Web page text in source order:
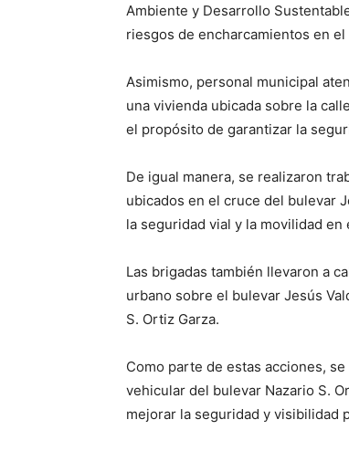
Ambiente y Desarrollo
riesgos de encharcamientos en el
Asimismo, personal municipal
una vivienda ubicada sobre la
el propósito de garantizar la
De igual manera, se realizaron
ubicados en el cruce del bulevar
la seguridad vial y la movilidad
Las brigadas también llevaron a
urbano sobre el bulevar Jesús
S. Ortiz Garza.
Como parte de estas acciones,
vehicular del bulevar Nazario S.
mejorar la seguridad y visibilidad